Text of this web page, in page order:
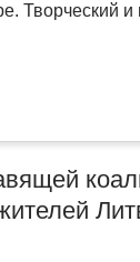
Творческий и